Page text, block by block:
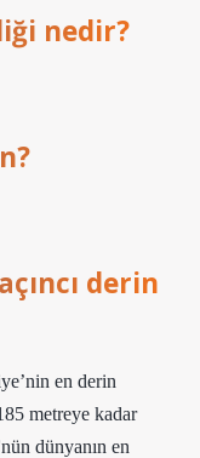
nedir?
derin
en derin
metreye kadar
dünyanın en